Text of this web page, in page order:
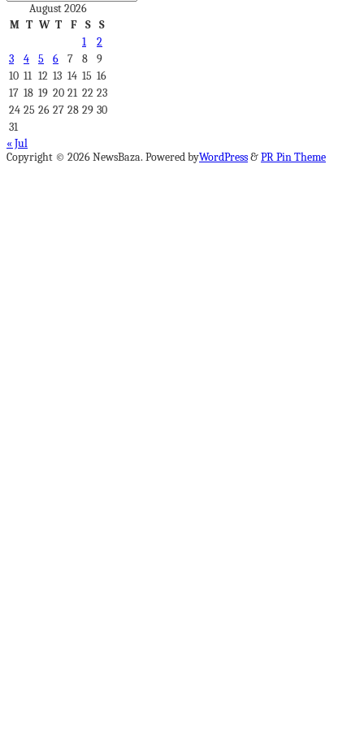
August 2026
M T W T F S
S
1
2
3
4 5 6 7 8
9
10 11 12 13 14 15 16
17 18 19 20 21 22 23
24 25 26 27 28 29 30
31
« Jul
Copyright © 2026 NewsBaza. Powered byWordPress&PR Pin Theme